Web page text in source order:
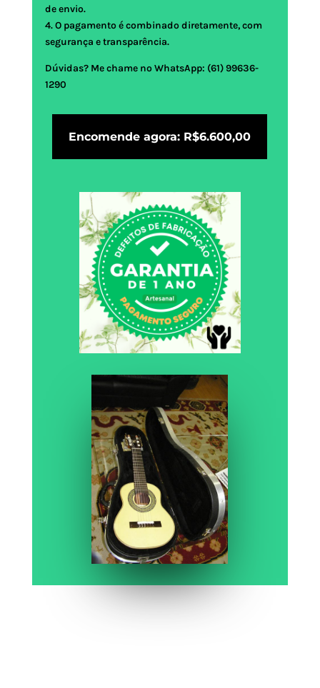
de envio.
4. O pagamento é combinado diretamente, com
segurança e transparência.
Dúvidas? Me chame no WhatsApp: (61) 99636-
1290
Encomende agora: R$6.600,00